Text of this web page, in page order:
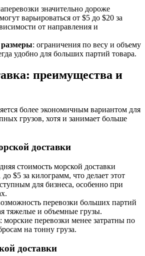
значительно дороже
варьироваться от $5 до $20 за
от направления и
: ограничения по весу и объему
удобно для больших партий товара.
преимущества и
более экономичным вариантом для
грузов, хотя и занимает больше
доставки
стоимость морской доставки
до $5 за килограмм, что делает этот
для бизнеса, особенно при
перевозки больших партий
тяжелые и объемные грузы.
: морские перевозки менее затратны по
на тонну груза.
доставки